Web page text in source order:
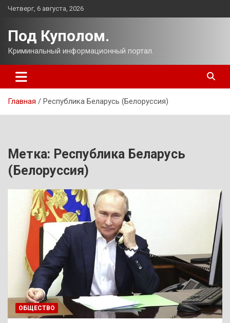
Перейти
Четверг, 6 августа, 2026
Под Куполом.
Криминальный информационный портал.
Главная Республика Беларусь (Белоруссия)
Метка: Республика Беларусь
(Белоруссия)
ОБЩЕСТВО